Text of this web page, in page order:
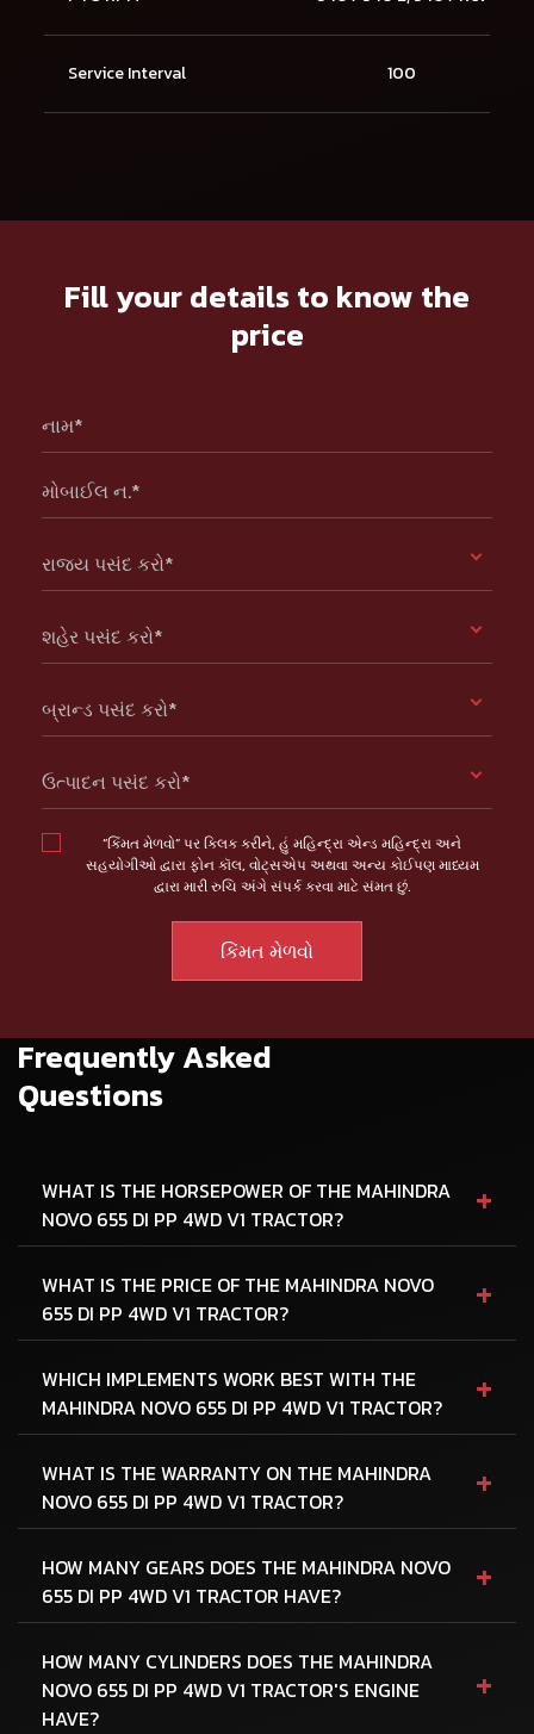
Service Interval 100
Fill your details to know the
price
નામ*
મોબાઈલ ન.*
રાજ્ય પસંદ કરો*
શહેર પસંદ કરો*
બ્રાન્ડ પસંદ કરો*
ઉત્પાદન પસંદ કરો*
“કિંમત મેળવો” પર ક્લિક કરીને, હું મહિન્દ્રા એન્ડ મહિન્દ્રા અને
સહયોગીઓ દ્વારા ફોન કૉલ, વોટ્સએપ અથવા અન્ય કોઈપણ માધ્યમ
દ્વારા મારી રુચિ અંગે સંપર્ક કરવા માટે સંમત છું.
Frequently Asked
Questions
WHAT IS THE HORSEPOWER OF THE MAHINDRA
NOVO 655 DI PP 4WD V1 TRACTOR?
+
WHAT IS THE PRICE OF THE MAHINDRA NOVO
655 DI PP 4WD V1 TRACTOR?
+
WHICH IMPLEMENTS WORK BEST WITH THE
MAHINDRA NOVO 655 DI PP 4WD V1 TRACTOR?
+
WHAT IS THE WARRANTY ON THE MAHINDRA
NOVO 655 DI PP 4WD V1 TRACTOR?
+
HOW MANY GEARS DOES THE MAHINDRA NOVO
655 DI PP 4WD V1 TRACTOR HAVE?
+
HOW MANY CYLINDERS DOES THE MAHINDRA
NOVO 655 DI PP 4WD V1 TRACTOR'S ENGINE
HAVE?
+